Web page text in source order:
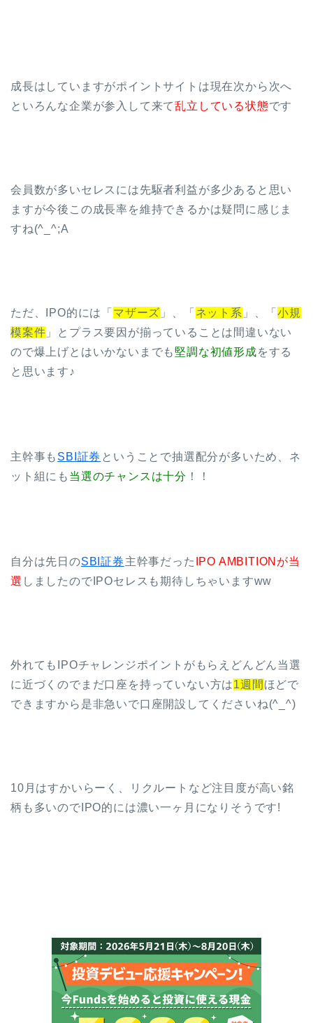
成長はしていますがポイントサイトは現在次から次へ
といろんな企業が参入して来て乱立している状態です
会員数が多いセレスには先駆者利益が多少あると思い
ますが今後この成長率を維持できるかは疑問に感じま
すね(^_^;A
ただ、IPO的には「 マザーズ 」、「 ネット系 」、「小規
模案件 」とプラス要因が揃っていることは間違いない
ので爆上げとはいかないまでも堅調な初値形成をする
と思います♪
主幹事も SBI証券 ということで抽選配分が多いため、ネ
ット組にも 当選のチャンスは十分 ！！
自分は先日のSBI証券 主幹事だった IPO AMBITIONが当
選 しましたのでIPOセレスも期待しちゃいますww
外れてもIPOチャレンジポイントがもらえどんどん当選
に近づくのでまだ口座を持っていない方は1週間 ほどで
できますから是非急いで口座開設してくださいね(^_^)
10月はすかいらーく、リクルートなど注目度が高い銘
柄も多いのでIPO的には濃い一ヶ月になりそうです!